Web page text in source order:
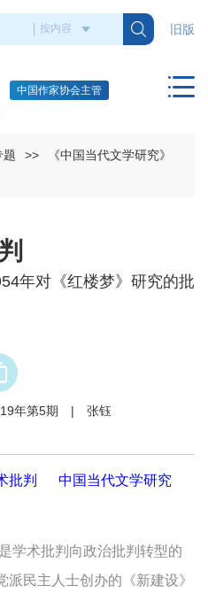
旧版
中国作家协会主管
题 >>
《中国当代文学研究》
年对《红楼梦》研究的批
2019年第5期 | 张钰
批判
中国当代文学研究
学术批判向政治批判转型的
民主人士创办的《新建设》